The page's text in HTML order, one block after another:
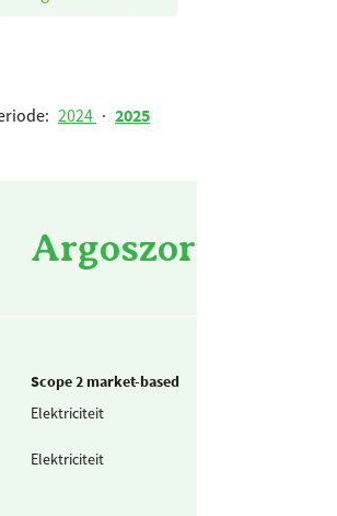
2024 · 2025
Scope 2 market-based
Elektriciteit
Elektriciteit